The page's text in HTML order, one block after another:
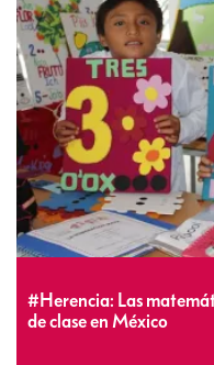
#Herencia: Las
de clase en México